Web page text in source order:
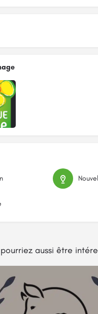
pourriez aussi être